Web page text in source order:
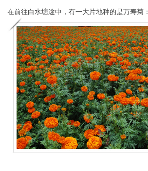
在前往白水塘途中，有一大片地种的是万寿菊：